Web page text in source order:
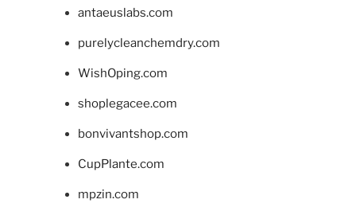
antaeuslabs.com
purelycleanchemdry.com
WishOping.com
shoplegacee.com
bonvivantshop.com
CupPlante.com
mpzin.com